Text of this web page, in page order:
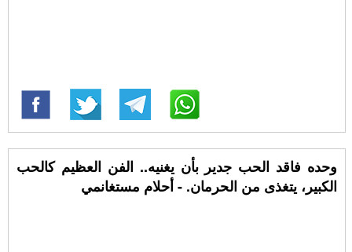
وحده فاقد الحب جدير بأن يغنيه.. الفن العظيم كالحب
الكبير، يتغذى من الحرمان. - أحلام مستغانمي